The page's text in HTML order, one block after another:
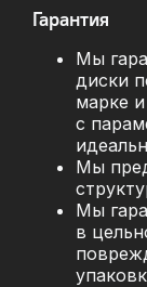
Гарантия
Мы
диски
марке
с
Мы
Мы
в